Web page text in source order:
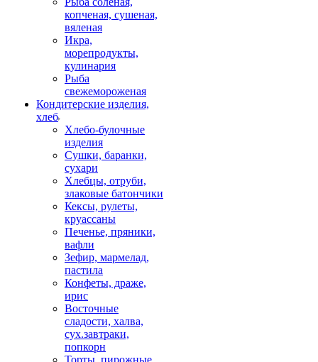
копченая, сушеная,
вяленая
Икра,
морепродукты,
кулинария
Рыба
свежемороженая
Кондитерские изделия,
хлеб
Хлебо-булочные
изделия
Сушки, баранки,
сухари
Хлебцы, отруби,
злаковые батончики
Кексы, рулеты,
круассаны
Печенье, пряники,
вафли
Зефир, мармелад,
пастила
Конфеты, драже,
ирис
Восточные
сладости, халва,
сух.завтраки,
попкорн
Торты, пирожные